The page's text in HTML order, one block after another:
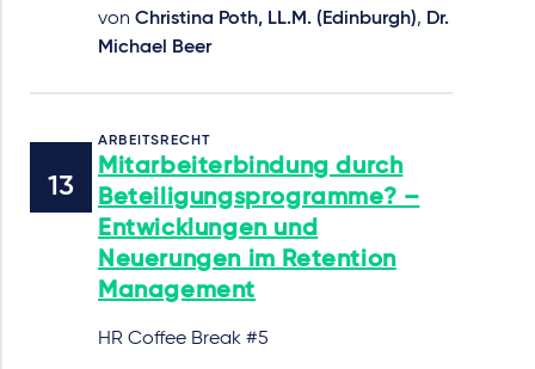
von Christina Poth, LL.M. (Edinburgh), Dr.
Michael Beer
ARBEITSRECHT
Mitarbeiterbindung durch
Beteiligungsprogramme? –
Entwicklungen und
Neuerungen im Retention
Management
HR Coffee Break #5